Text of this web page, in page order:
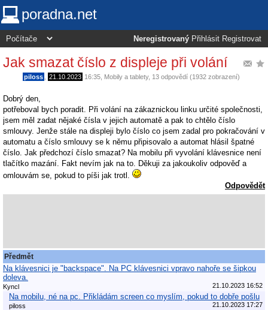
poradna.net
Neregistrovaný Přihlásit Registrovat
Jak smazat číslo z displeje při volání
piloss 21.10.2023 16:35 Mobily a tablety, 13 odpovědí (1932 zobrazení)
Dobrý den,
potřeboval bych poradit. Při volání na zákaznickou linku určité společnosti,
jsem měl zadat nějaké čísla v jejich automatě a pak to chtělo číslo
smlouvy. Jenže stále na displeji bylo číslo co jsem zadal pro pokračování v
automatu a číslo smlouvy se k němu připisovalo a automat hlásil špatné
číslo. Jak předchozí číslo smazat? Na mobilu při vyvolání klávesnice není
tlačítko mazání. Fakt nevím jak na to. Děkuji za jakoukoliv odpověď a
omlouvám se, pokud to píši jak trotl.
Odpovědět
Předmět
Na klávesnici je "backspace". Na PC klávesnici vpravo nahoře se šipkou
doleva.
Kyncl 21.10.2023 16:52
Na mobilu, né na pc. Přikládám screen co myslím, pokud to dobře pošlu
piloss 21.10.2023 17:27